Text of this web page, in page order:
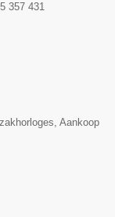
357 431
Aankoop